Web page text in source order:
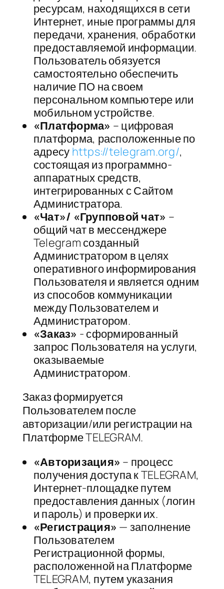
ресурсам, находящихся в сети
Интернет, иные программы для
передачи, хранения, обработки
предоставляемой информации.
Пользователь обязуется
самостоятельно обеспечить
наличие ПО на своем
персональном компьютере или
мобильном устройстве.
«Платформа» – цифровая
платформа, расположенные по
адресу https://telegram.org/,
состоящая из программно-
аппаратных средств,
интегрированных с Сайтом
Администратора.
«Чат»/ «Групповой чат» –
общий чат в мессенджере
Telegram созданный
Администратором в целях
оперативного информирования
Пользователя и является одним
из способов коммуникации
между Пользователем и
Администратором.
«Заказ» ​- сформированный
запрос Пользователя на услуги,
оказываемые
Администратором.
Заказ формируется
Пользователем после
авторизации/или регистрации на
Платформе TELEGRAM.
«Авторизация» – процесс
получения доступа к TELEGRAM,
Интернет-площадке путем
предоставления данных (логин
и пароль) и проверки их.
«Регистрация» — заполнение
Пользователем
Регистрационной формы,
расположенной на Платформе
TELEGRAM, путем указания